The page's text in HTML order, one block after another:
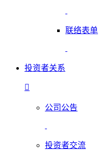
联络表单
投资者关系
公司公告
投资者交流